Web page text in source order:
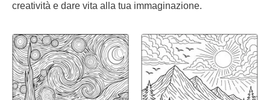
creatività e dare vita alla tua immaginazione.